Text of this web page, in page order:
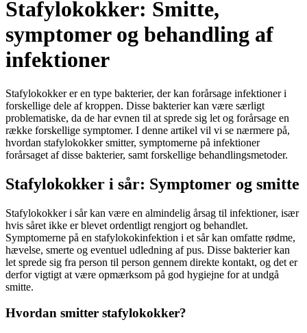
Stafylokokker: Smitte,
symptomer og behandling af
infektioner
Stafylokokker er en type bakterier, der kan forårsage infektioner i
forskellige dele af kroppen. Disse bakterier kan være særligt
problematiske, da de har evnen til at sprede sig let og forårsage en
række forskellige symptomer. I denne artikel vil vi se nærmere på,
hvordan stafylokokker smitter, symptomerne på infektioner
forårsaget af disse bakterier, samt forskellige behandlingsmetoder.
Stafylokokker i sår: Symptomer og smitte
Stafylokokker i sår kan være en almindelig årsag til infektioner, især
hvis såret ikke er blevet ordentligt rengjort og behandlet.
Symptomerne på en stafylokokinfektion i et sår kan omfatte rødme,
hævelse, smerte og eventuel udledning af pus. Disse bakterier kan
let sprede sig fra person til person gennem direkte kontakt, og det er
derfor vigtigt at være opmærksom på god hygiejne for at undgå
smitte.
Hvordan smitter stafylokokker?